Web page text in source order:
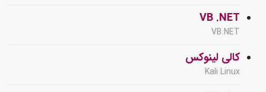
VB .NET
VB.NET
کالی لینوکس
Kali Linux